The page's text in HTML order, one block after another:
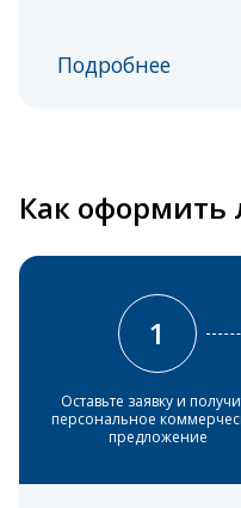
Подробнее
Как оформить
1
Оставьте заявку и
персональное
предложение